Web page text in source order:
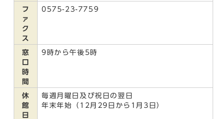
フ
ァ
ク
ス
0575-23-7759
窓
口
時
間
9時から午後5時
休
館
日
毎週月曜日及び祝日の翌日
年末年始（12月29日から1月3日）